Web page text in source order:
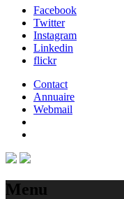
Facebook
Twitter
Instagram
Linkedin
flickr
Contact
Annuaire
Webmail
Menu